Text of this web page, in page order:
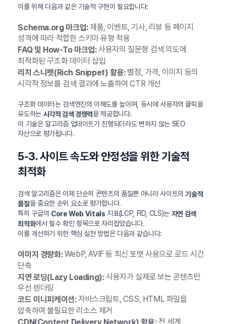
이를 위해 다음과 같은 기술적 구현이 필요합니다:
Schema.org 마크업:제품, 이벤트, 기사, 리뷰 등 페이지
성격에 따라 적합한 스키마 유형 적용
FAQ 및 How-To 마크업:사용자의 질문형 검색 의도에
최적화된 구조화 데이터 삽입
리치 스니펫(Rich Snippet) 활용:별점, 가격, 이미지 등의
시각적 정보를 검색 결과에 노출하여 CTR 개선
구조화 데이터는 검색엔진의 이해도를 높이며, 동시에 사용자의 클릭을
유도하는 시각적 검색 경쟁력을 제공합니다.
이 기술은 알고리즘 업데이트가 진행되더라도 변하지 않는 SEO
자산으로 평가됩니다.
5-3. 사이트 속도와 안정성을 위한 기술적
최적화
검색 알고리즘은 이제 단순히 콘텐츠의 품질뿐 아니라 사이트의기술적
품질을 중요한 순위 요소로 평가합니다.
특히 구글의 Core Web Vitals 지표(LCP, FID, CLS)는 자연 검색
최적화에서 필수 확인 항목으로 자리잡았습니다.
이를 개선하기 위한 핵심 실천 방법은 다음과 같습니다:
이미지 경량화:WebP, AVIF 등 최신 포맷 사용으로 로드 시간
단축
지연 로딩(Lazy Loading):사용자가 실제로 보는 콘텐츠만
우선 렌더링
코드 미니피케이션:자바스크립트, CSS, HTML 파일을
압축하여 불필요한 리소스 제거
전 세계